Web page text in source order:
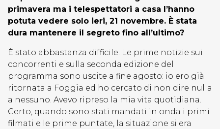
primavera ma i telespettatori a casa l’hanno
potuta vedere solo ieri, 21 novembre. È stata
dura mantenere il segreto fino all’ultimo?
È stato abbastanza difficile. Le prime notizie sui
concorrenti e sulla seconda edizione del
programma sono uscite a fine agosto: io ero già
ritornata a Foggia ed ho cercato di non dire nulla
a nessuno. Avevo ripreso la mia vita quotidiana.
Certo, quando sono stati mandati in onda i primi
filmati e le prime puntate, la situazione si era